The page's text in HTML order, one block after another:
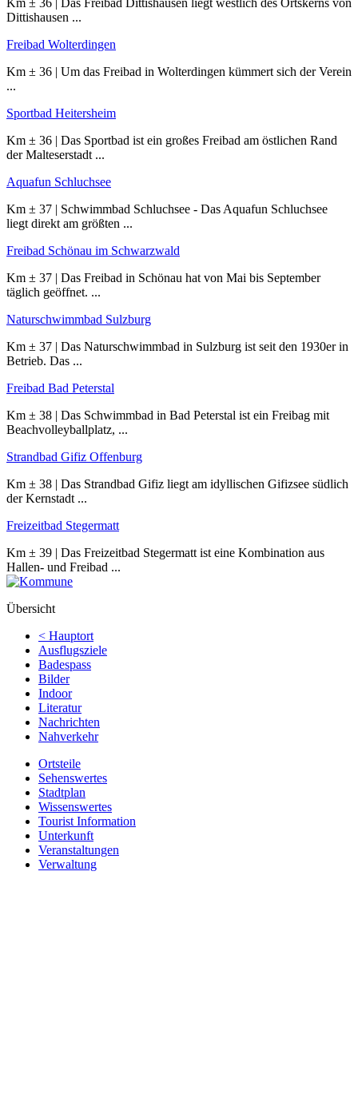
Dittishausen ...
Freibad Wolterdingen
Km ± 36 | Um das Freibad in Wolterdingen kümmert sich der Verein
...
Sportbad Heitersheim
Km ± 36 | Das Sportbad ist ein großes Freibad am östlichen Rand
der Malteserstadt ...
Aquafun Schluchsee
Km ± 37 | Schwimmbad Schluchsee - Das Aquafun Schluchsee
liegt direkt am größten ...
Freibad Schönau im Schwarzwald
Km ± 37 | Das Freibad in Schönau hat von Mai bis September
täglich geöffnet. ...
Naturschwimmbad Sulzburg
Km ± 37 | Das Naturschwimmbad in Sulzburg ist seit den 1930er in
Betrieb. Das ...
Freibad Bad Peterstal
Km ± 38 | Das Schwimmbad in Bad Peterstal ist ein Freibag mit
Beachvolleyballplatz, ...
Strandbad Gifiz Offenburg
Km ± 38 | Das Strandbad Gifiz liegt am idyllischen Gifizsee südlich
der Kernstadt ...
Freizeitbad Stegermatt
Km ± 39 | Das Freizeitbad Stegermatt ist eine Kombination aus
Hallen- und Freibad ...
Übersicht
< Hauptort
Ausflugsziele
Badespass
Bilder
Indoor
Literatur
Nachrichten
Nahverkehr
Ortsteile
Sehenswertes
Stadtplan
Wissenswertes
Tourist Information
Unterkunft
Veranstaltungen
Verwaltung